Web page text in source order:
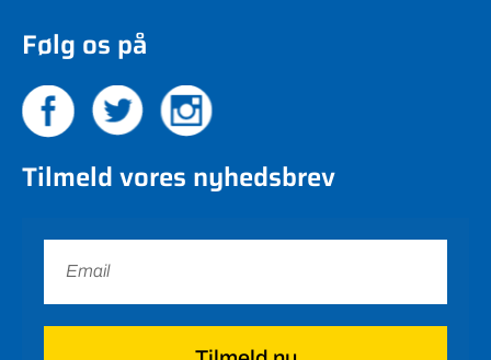
Tilmeld vores nyhedsbrev
Tilmeld nu